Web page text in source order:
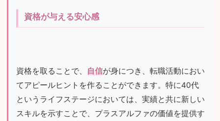
資格が与える安心感
資格を取ることで、 自信が身につき、転職活動におい
てアピールヒントを作ることができます。特に40代
というライフステージにおいては、実績と共に新しい
スキルを示すことで、プラスアルファの価値を提供す